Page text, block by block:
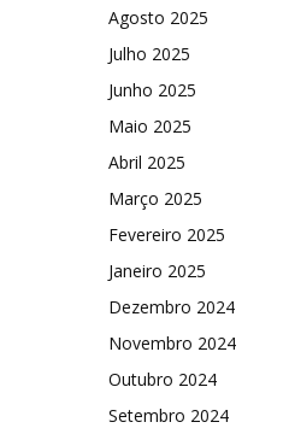
Agosto 2025
Julho 2025
Junho 2025
Maio 2025
Abril 2025
Março 2025
Fevereiro 2025
Janeiro 2025
Dezembro 2024
Novembro 2024
Outubro 2024
Setembro 2024